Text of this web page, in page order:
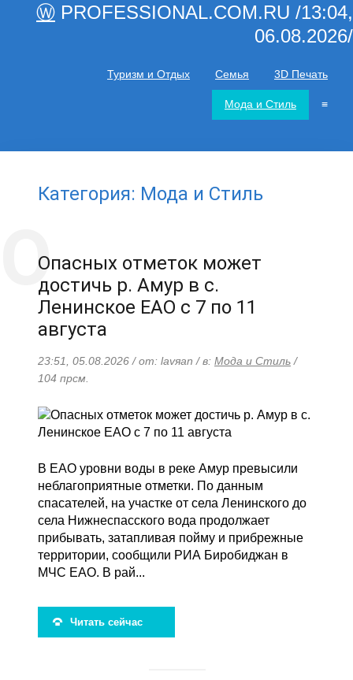
Ⓦ PROFESSIONAL.COM.RU /13:04,
06.08.2026/
Туризм и Отдых Семья 3D Печать
Мода и Стиль ≡
Категория: Мода и Стиль
Опасных отметок может
достичь р. Амур в с.
Ленинское ЕАО с 7 по 11
августа
23:51, 05.08.2026 / от: lavяan / в: Мода и Стиль /
104 прсм.
В ЕАО уровни воды в реке Амур превысили
неблагоприятные отметки. По данным
спасателей, на участке от села Ленинского до
села Нижнеспасского вода продолжает
прибывать, затапливая пойму и прибрежные
территории, сообщили РИА Биробиджан в
МЧС ЕАО. В рай...
Читать сейчас